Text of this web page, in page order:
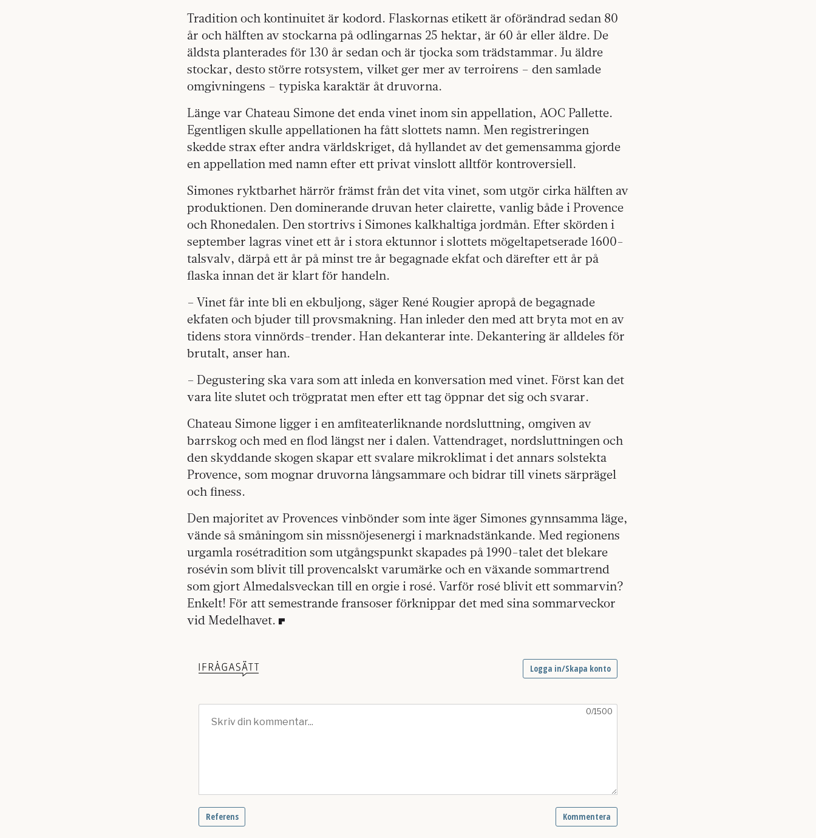
Tradition och kontinuitet är kodord. Flaskornas etikett är oförändrad sedan 80
år och hälften av stockarna på odlingarnas 25 hektar, är 60 år eller äldre. De
äldsta planterades för 130 år sedan och är tjocka som trädstammar. Ju äldre
stockar, desto större rotsystem, vilket ger mer av terroirens – den samlade
omgivningens – typiska karaktär åt druvorna.
Länge var Chateau Simone det enda vinet inom sin appellation, AOC Pallette.
Egentligen skulle appellationen ha fått slottets namn. Men registreringen
skedde strax efter andra världskriget, då hyllandet av det gemensamma gjorde
en appellation med namn efter ett privat vinslott alltför kontroversiell.
Simones ryktbarhet härrör främst från det vita vinet, som utgör cirka hälften av
produktionen. Den dominerande druvan heter clairette, vanlig både i Provence
och Rhonedalen. Den stortrivs i Simones kalkhaltiga jordmån. Efter skörden i
september lagras vinet ett år i stora ektunnor i slottets mögeltapetserade 1600-
talsvalv, därpå ett år på minst tre år begagnade ekfat och därefter ett år på
flaska innan det är klart för handeln.
– Vinet får inte bli en ekbuljong, säger René Rougier apropå de begagnade
ekfaten och bjuder till provsmakning. Han inleder den med att bryta mot en av
tidens stora vinnörds-trender. Han dekanterar inte. Dekantering är alldeles för
brutalt, anser han.
– Degustering ska vara som att inleda en konversation med vinet. Först kan det
vara lite slutet och trögpratat men efter ett tag öppnar det sig och svarar.
Chateau Simone ligger i en amfiteaterliknande nordsluttning, omgiven av
barrskog och med en flod längst ner i dalen. Vattendraget, nordsluttningen och
den skyddande skogen skapar ett svalare mikroklimat i det annars solstekta
Provence, som mognar druvorna långsammare och bidrar till vinets särprägel
och finess.
Den majoritet av Provences vinbönder som inte äger Simones gynnsamma läge,
vände så småningom sin missnöjesenergi i marknadstänkande. Med regionens
urgamla rosétradition som utgångspunkt skapades på 1990-talet det blekare
rosévin som blivit till provencalskt varumärke och en växande sommartrend
som gjort Almedalsveckan till en orgie i rosé. Varför rosé blivit ett sommarvin?
Enkelt! För att semestrande fransoser förknippar det med sina sommarveckor
vid Medelhavet.